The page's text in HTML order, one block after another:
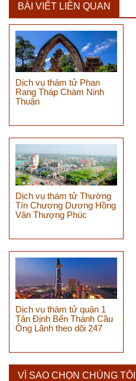
BÀI VIẾT LIÊN QUAN
Dịch vụ thám tử Phan
Rang Tháp Chàm Ninh
Thuận
Dịch vụ thám tử Thường
Tín Chương Dương Hồng
Vân Thượng Phúc
Dịch vụ thám tử quận 1
Tân Định Bến Thành Cầu
Ông Lãnh theo dõi 247
VÌ SAO CHỌN CHÚNG